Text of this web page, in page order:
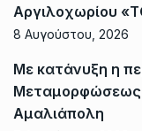
Αργιλοχωρίου
8 Αυγούστου, 2026
Με κατάνυξη η
Μεταμορφώσεως
Αμαλιάπολη